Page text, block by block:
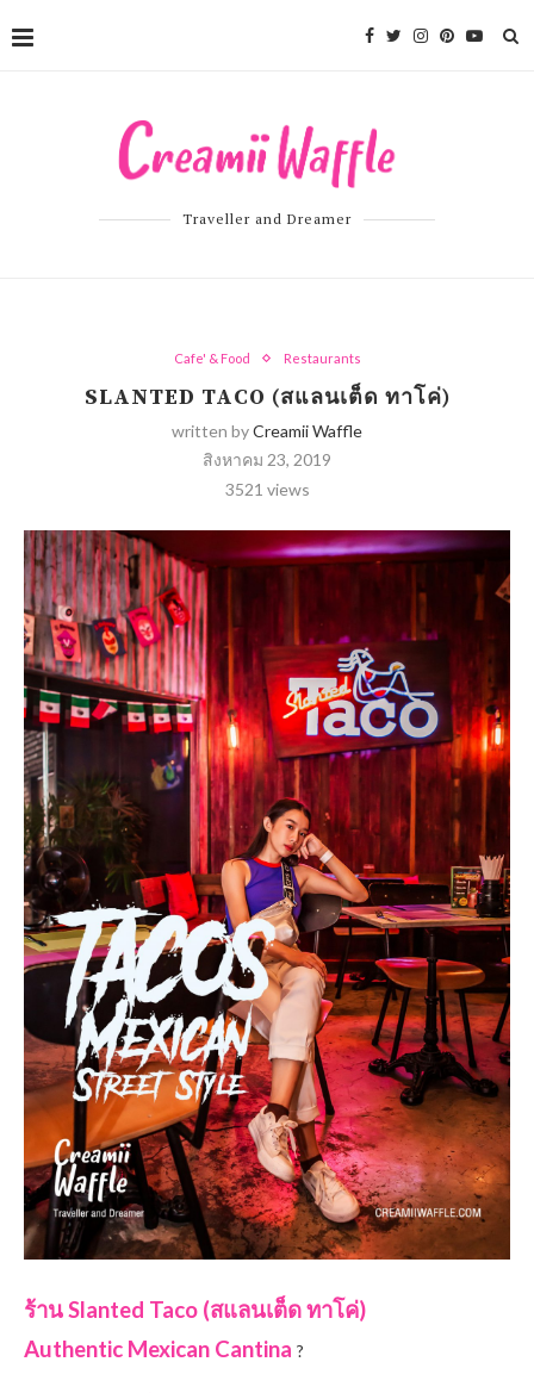
Traveller and Dreamer
Cafe' & Food Restaurants
SLANTED TACO (สแลนเต็ด ทาโค่)
written byCreamii Waffle
สิงหาคม 23, 2019
3521 views
ร้าน Slanted Taco (สแลนเต็ด ทาโค่)
Authentic Mexican Cantina ?️